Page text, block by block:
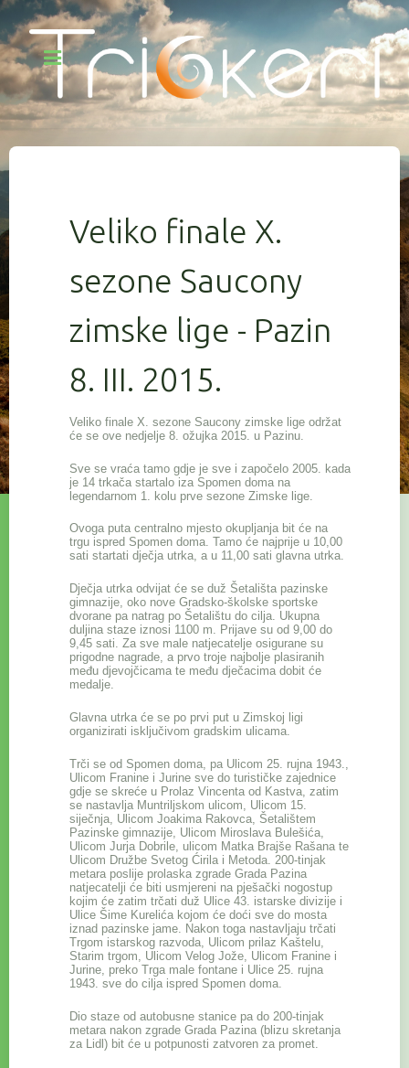
Veliko finale X.
sezone Saucony
zimske lige - Pazin
8. III. 2015.
Veliko finale X. sezone Saucony zimske lige održat
će se ove nedjelje 8. ožujka 2015. u Pazinu.
Sve se vraća tamo gdje je sve i započelo 2005. kada
je 14 trkača startalo iza Spomen doma na
legendarnom 1. kolu prve sezone Zimske lige.
Ovoga puta centralno mjesto okupljanja bit će na
trgu ispred Spomen doma. Tamo će najprije u 10,00
sati startati dječja utrka, a u 11,00 sati glavna utrka.
Dječja utrka odvijat će se duž Šetališta pazinske
gimnazije, oko nove Gradsko-školske sportske
dvorane pa natrag po Šetalištu do cilja. Ukupna
duljina staze iznosi 1100 m. Prijave su od 9,00 do
9,45 sati. Za sve male natjecatelje osigurane su
prigodne nagrade, a prvo troje najbolje plasiranih
među djevojčicama te među dječacima dobit će
medalje.
Glavna utrka će se po prvi put u Zimskoj ligi
organizirati isključivom gradskim ulicama.
Trči se od Spomen doma, pa Ulicom 25. rujna 1943.,
Ulicom Franine i Jurine sve do turističke zajednice
gdje se skreće u Prolaz Vincenta od Kastva, zatim
se nastavlja Muntriljskom ulicom, Ulicom 15.
siječnja, Ulicom Joakima Rakovca, Šetalištem
Pazinske gimnazije, Ulicom Miroslava Bulešića,
Ulicom Jurja Dobrile, ulicom Matka Brajše Rašana te
Ulicom Družbe Svetog Ćirila i Metoda. 200-tinjak
metara poslije prolaska zgrade Grada Pazina
natjecatelji će biti usmjereni na pješački nogostup
kojim će zatim trčati duž Ulice 43. istarske divizije i
Ulice Šime Kurelića kojom će doći sve do mosta
iznad pazinske jame. Nakon toga nastavljaju trčati
Trgom istarskog razvoda, Ulicom prilaz Kaštelu,
Starim trgom, Ulicom Velog Jože, Ulicom Franine i
Jurine, preko Trga male fontane i Ulice 25. rujna
1943. sve do cilja ispred Spomen doma.
Dio staze od autobusne stanice pa do 200-tinjak
metara nakon zgrade Grada Pazina (blizu skretanja
za Lidl) bit će u potpunosti zatvoren za promet.